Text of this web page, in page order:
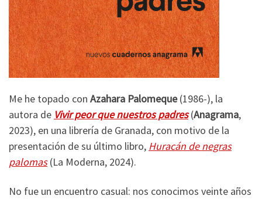
Me he topado con Azahara Palomeque(1986-), la
autora de Vivir peor que nuestros padres (Anagrama,
2023), en una librería de Granada, con motivo de la
presentación de su último libro, Huracán de negras
palomas(La Moderna, 2024).
No fue un encuentro casual: nos conocimos veinte años